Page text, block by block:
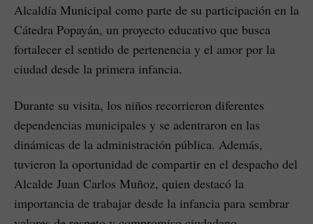
Alcaldía Municipal como parte de su participación en la
Cátedra Popayán, un proyecto educativo que busca
fortalecer el sentido de pertenencia y el amor por la
ciudad desde la primera infancia.
Durante su visita, los niños recorrieron diferentes
dependencias municipales y se adentraron en las
dinámicas de la administración pública. Además,
tuvieron la oportunidad de compartir en el despacho del
Alcalde Juan Carlos Muñoz, quien destacó la
importancia de trabajar desde la infancia para sembrar